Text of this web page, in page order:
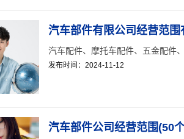
汽车部件有限公司经营范
汽车配件、摩托车配件、五金配件
发布时间：2024-11-12
汽车部件公司经营范围(50